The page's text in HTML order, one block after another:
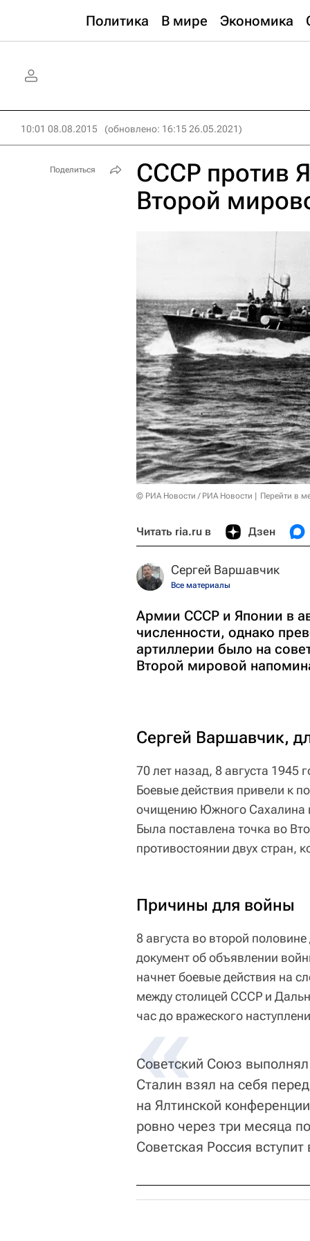
Политика В мире Экономика
10:01 08.08.2015 (обновлено: 16:15 26.05.2021)
СССР против
Второй
© РИА Новости / РИА Новости Перейти в
Читать ria.ru в Дзен
Сергей Варшавчик
Все материалы
Армии СССР и Японии в
численности, однако
артиллерии было на
Второй мировой
Сергей Варшавчик,
70 лет назад, 8 августа
Боевые действия привели к
очищению Южного Сахалина
Была поставлена точка во
противостоянии двух стран,
Причины для войны
8 августа во второй
документ об объявлении
начнет боевые действия на
между столицей СССР и
час до вражеского
Советский Союз
Сталин взял на себя
на Ялтинской
ровно через три месяца
Советская Россия
Поделиться